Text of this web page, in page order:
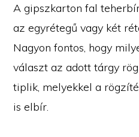
A gipszkarton fal
az egyrétegű vagy két
Nagyon fontos, hogy
választ az adott tárgy
tiplik, melyekkel a
is elbír.